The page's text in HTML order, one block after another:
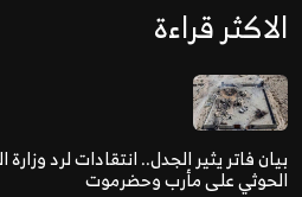
الاكثر قراءة
بيان فاتر يثير الجدل.. انتقادات لرد
الحوثي على مأرب وحضرموت